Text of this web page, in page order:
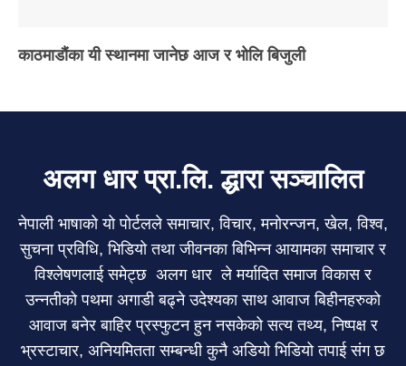
काठमाडौंका यी स्थानमा जानेछ आज र भोलि बिजुली
अलग धार प्रा.लि. द्धारा सञ्चालित
नेपाली भाषाको यो पोर्टलले समाचार, विचार, मनोरन्जन, खेल, विश्व,
सुचना प्रविधि, भिडियो तथा जीवनका बिभिन्न आयामका समाचार र
विश्लेषणलाई समेट्छ अलग धार ले मर्यादित समाज विकास र
उन्नतीको पथमा अगाडी बढ्ने उदेश्यका साथ आवाज बिहीनहरुको
आवाज बनेर बाहिर प्रस्फुटन हुन नसकेको सत्य तथ्य, निष्पक्ष र
भ्रस्टाचार, अनियमितता सम्बन्धी कुनै अडियो भिडियो तपाई संग छ